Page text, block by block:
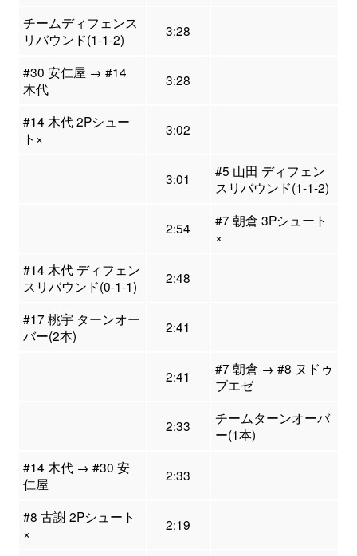
チームディフェンス
リバウンド(1-1-2)
3:28
#30 安仁屋 → #14
木代
3:28
#14 木代 2Pシュー
ト×
3:02
3:01
#5 山田 ディフェン
スリバウンド(1-1-2)
2:54
#7 朝倉 3Pシュート
×
#14 木代 ディフェン
スリバウンド(0-1-1)
2:48
#17 桃宇 ターンオー
バー(2本)
2:41
2:41
#7 朝倉 → #8 ヌドゥ
ブエゼ
2:33
チームターンオーバ
ー(1本)
#14 木代 → #30 安
仁屋
2:33
#8 古謝 2Pシュート
×
2:19